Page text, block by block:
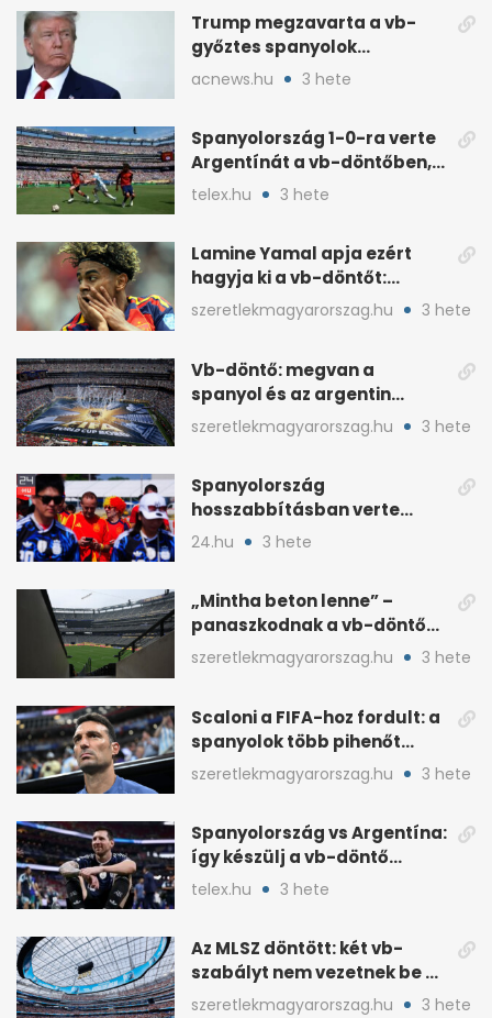
Trump megzavarta a vb-
győztes spanyolok
ünneplését a trófeaátadón
acnews.hu 3 hete
Spanyolország 1-0-ra verte
Argentínát a vb-döntőben,
hosszabbításban
telex.hu 3 hete
Lamine Yamal apja ezért
hagyja ki a vb-döntőt:
otthonról szurkol
szeretlekmagyarorszag.hu 3 hete
Vb-döntő: megvan a
spanyol és az argentin
kezdő, Montiel bekerült
szeretlekmagyarorszag.hu 3 hete
Spanyolország
hosszabbításban verte
Argentínát: Ferran Torres
24.hu 3 hete
„Mintha beton lenne” –
panaszkodnak a vb-döntő
MetLife-pályájára
szeretlekmagyarorszag.hu 3 hete
Scaloni a FIFA-hoz fordult: a
spanyolok több pihenőt
kaptak a vb-döntőre
szeretlekmagyarorszag.hu 3 hete
Spanyolország vs Argentína:
így készülj a vb-döntő
taktikai csatájára
telex.hu 3 hete
Az MLSZ döntött: két vb-
szabályt nem vezetnek be az
NB I-ben
szeretlekmagyarorszag.hu 3 hete